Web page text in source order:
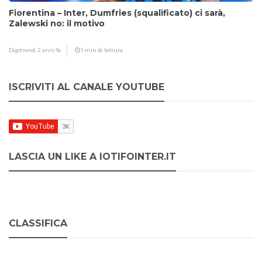
Fiorentina – Inter, Dumfries (squalificato) ci sarà,
Zalewski no: il motivo
Digitrend, 2 anni fa 1 min di lettura
ISCRIVITI AL CANALE YOUTUBE
LASCIA UN LIKE A IOTIFOINTER.IT
CLASSIFICA